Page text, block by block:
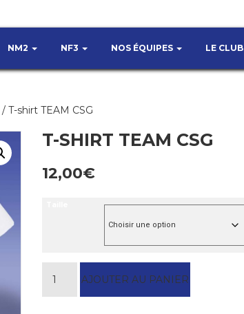
NM2 NF3 NOS ÉQUIPES LE CLUB
/ T-shirt TEAM CSG
T-SHIRT TEAM CSG
12,00€
AJOUTER AU PANIER